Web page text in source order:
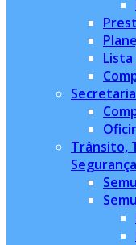
Lista
Trânsito,
Segurança